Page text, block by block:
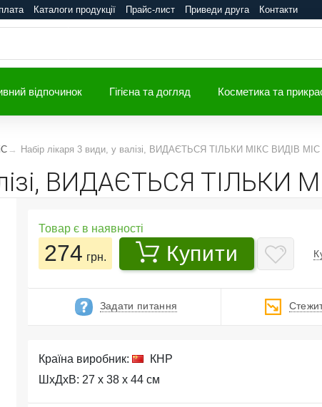
Каталоги продукції Прайс-лист Приведи друга Контакти
відпочинок Гігієна та догляд Косметика та
Набір лікаря 3 види, у валізі, ВИДАЄТЬСЯ ТІЛЬКИ МІКС ВИДІВ MIC
ВИДАЄТЬСЯ ТІЛЬКИ
Товар є в наявності
274 грн. Купити
Задати питання
Країна виробник:
КНР
ШхДхВ: 27 x 38 x 44 см